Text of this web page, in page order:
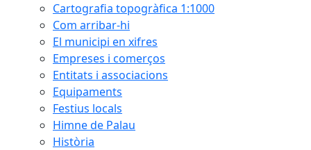
Cartografia topogràfica 1:1000
Com arribar-hi
El municipi en xifres
Empreses i comerços
Entitats i associacions
Equipaments
Festius locals
Himne de Palau
Història